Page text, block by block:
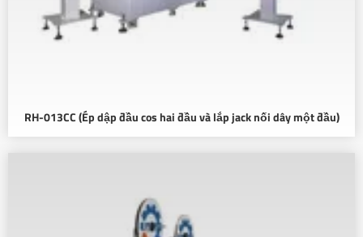
RH-013CC (Ép dập đầu cos hai đầu và lắp jack nối dây một đầu)